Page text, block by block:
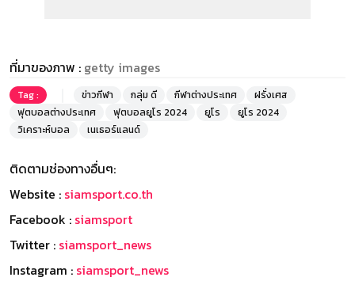
ที่มาของภาพ : getty images
Tag : ข่าวกีฬา กลุ่ม ดี กีฬาต่างประเทศ
ฝรั่งเศส
ฟุตบอลต่างประเทศ
ฟุตบอลยูโร 2024 ยูโร
ยูโร 2024
วิเคราะห์บอล
เนเธอร์แลนด์
ติดตามช่องทางอื่นๆ:
Website : siamsport.co.th
Facebook : siamsport
Twitter : siamsport_news
Instagram : siamsport_news